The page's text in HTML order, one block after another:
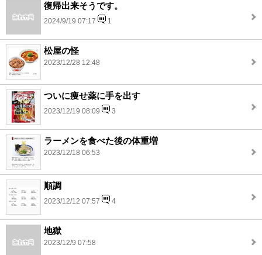
復帰出来そうです。
2024/9/19 07:17 1
松屋の怪
2023/12/28 12:48
ついに痩せ薬に手を出す
2023/12/19 08:09 3
ラーメンを食べた後の体重増
2023/12/18 06:53
順調
2023/12/12 07:57 4
地獄
2023/12/9 07:58